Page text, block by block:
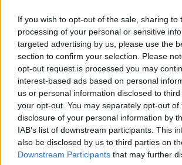
If you wish to opt-out of the sale, sharing to
processing of your personal or sensitive
targeted advertising by us, please use the
section to confirm your selection. Please
opt-out request is processed you may
interest-based ads based on personal
us or personal information disclosed to
your opt-out. You may separately opt-out of
disclosure of your personal information by
IAB’s list of downstream participants. This
also be disclosed by us to third parties on
Downstream Participants that may further
Συνάλλαγμα: Το ευρώ
ενισχύεται 0,04%, στα
1,1631 δολάρια
27/10/2025 - 11:42
2.006,64
Γενικός
πτώση
27/10/